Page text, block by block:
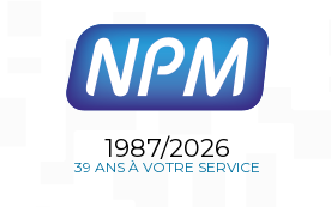
1987/2026
39 ANS À VOTRE SERVICE